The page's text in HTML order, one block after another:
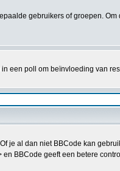
gebruikers of groepen.
een poll om beïnvloeding van
je al dan niet BBCode kan
BBCode geeft een betere